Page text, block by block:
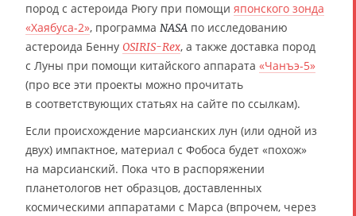
пород с астероида Рюгу при помощи японского зонда
«Хаябуса-2», программа NASA по исследованию
астероида Бенну OSIRIS-Rex, а также доставка пород
с Луны при помощи китайского аппарата «Чанъэ-5»
(про все эти проекты можно прочитать
в соответствующих статьях на сайте по ссылкам).
Если происхождение марсианских лун (или одной из
двух) импактное, материал с Фобоса будет «похож»
на марсианский. Пока что в распоряжении
планетологов нет образцов, доставленных
космическими аппаратами с Марса (впрочем, через